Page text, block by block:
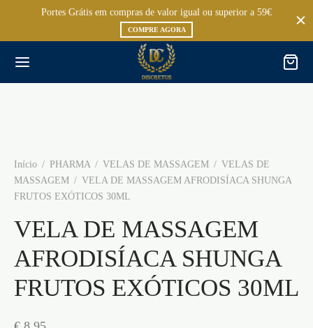
Portes Grátis em compras de valor igual ou superior a 59€
COMPRE AGORA
Início / PHARMA / VELAS DE MASSAGEM / VELAS DE
MASSAGEM / VELA DE MASSAGEM AFRODISÍACA SHUNGA
FRUTOS EXÓTICOS 30ML
VELA DE MASSAGEM
AFRODISÍACA SHUNGA
FRUTOS EXÓTICOS 30ML